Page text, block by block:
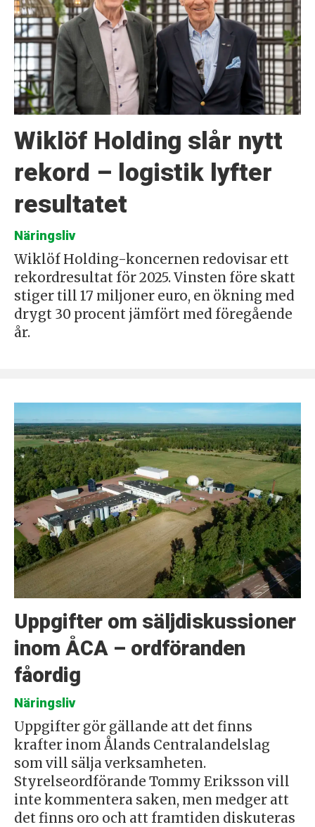
Wiklöf Holding slår nytt
rekord – logistik lyfter
resultatet
Näringsliv
Wiklöf Holding-koncernen redovisar ett
rekordresultat för 2025. Vinsten före skatt
stiger till 17 miljoner euro, en ökning med
drygt 30 procent jämfört med föregående
år.
Uppgifter om säljdiskussioner
inom ÅCA – ordföranden
fåordig
Näringsliv
Uppgifter gör gällande att det finns
krafter inom Ålands Centralandelslag
som vill sälja verksamheten.
Styrelseordförande Tommy Eriksson vill
inte kommentera saken, men medger att
det finns oro och att framtiden diskuteras